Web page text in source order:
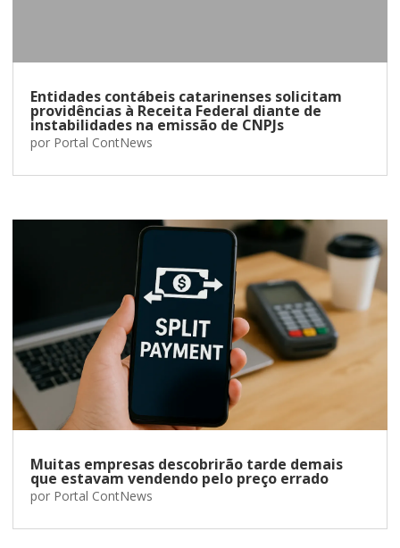
Entidades contábeis catarinenses solicitam
providências à Receita Federal diante de
instabilidades na emissão de CNPJs
por Portal ContNews
Muitas empresas descobrirão tarde demais
que estavam vendendo pelo preço errado
por Portal ContNews